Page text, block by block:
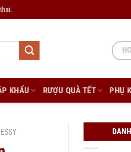
KHẨU RƯỢU QUÀ TẾT PHỤ